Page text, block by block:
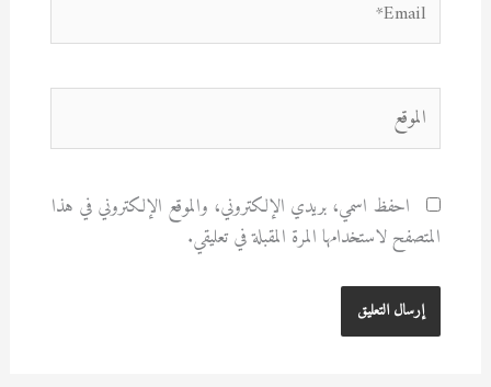
الموقع
احفظ اسمي، بريدي الإلكتروني، والموقع الإلكتروني في هذا
المتصفح لاستخدامها المرة المقبلة في تعليقي.